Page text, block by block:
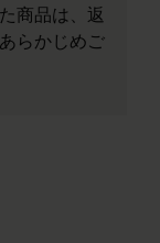
商品は、返
らかじめご